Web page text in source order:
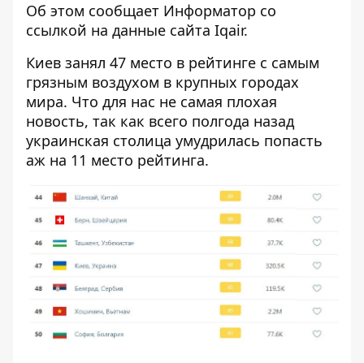
Об этом сообщает Информатор со
ссылкой на данные сайта Iqair.
Киев занял 47 место в рейтинге с самым
грязным воздухом в крупных городах
мира. Что для нас не самая плохая
новость, так как всего полгода назад
украинская столица умудрилась попасть
аж на 11 место рейтинга.